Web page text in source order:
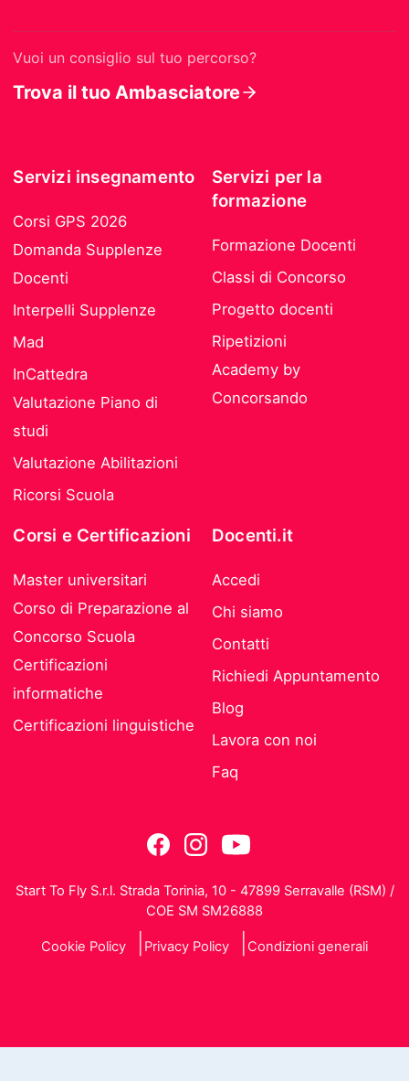
Vuoi un consiglio sul tuo percorso?
Trova il tuo Ambasciatore
Servizi insegnamento
Corsi GPS 2026
Domanda Supplenze
Docenti
Interpelli Supplenze
Mad
InCattedra
Valutazione Piano di
studi
Valutazione Abilitazioni
Ricorsi Scuola
Servizi per la
formazione
Formazione Docenti
Classi di Concorso
Progetto docenti
Ripetizioni
Academy by
Concorsando
Corsi e Certificazioni
Master universitari
Corso di Preparazione al
Concorso Scuola
Certificazioni
informatiche
Certificazioni linguistiche
Docenti.it
Accedi
Chi siamo
Contatti
Richiedi Appuntamento
Blog
Lavora con noi
Faq
Start To Fly S.r.l. Strada Torinia, 10 - 47899 Serravalle (RSM) /
COE SM SM26888
Cookie Policy Privacy Policy Condizioni generali